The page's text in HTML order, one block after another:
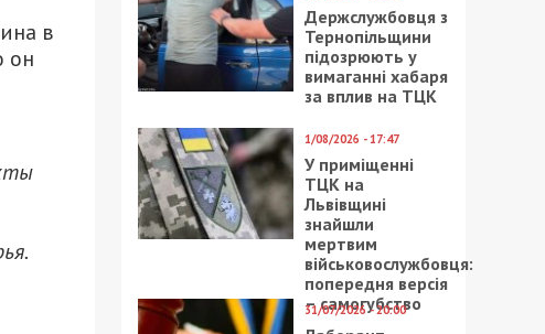
в
он
Держслужбовця з
Тернопільщини
підозрюють у
вимаганні хабаря
за вплив на ТЦК
1/08/2026 - 17:47
У приміщенні
ТЦК на
Львівщині
знайшли
мертвим
військовослужбовця:
попередня версія
– самогубство
31/07/2026 - 20:00